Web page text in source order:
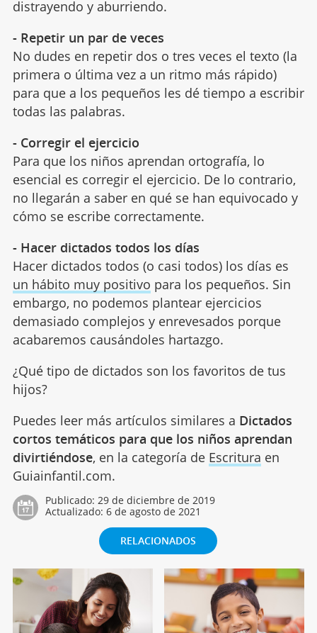
distrayendo y aburriendo.
- Repetir un par de veces
No dudes en repetir dos o tres veces el texto (la
primera o última vez a un ritmo más rápido)
para que a los pequeños les dé tiempo a escribir
todas las palabras.
- Corregir el ejercicio
Para que los niños aprendan ortografía, lo
esencial es corregir el ejercicio. De lo contrario,
no llegarán a saber en qué se han equivocado y
cómo se escribe correctamente.
- Hacer dictados todos los días
Hacer dictados todos (o casi todos) los días es
un hábito muy positivo para los pequeños. Sin
embargo, no podemos plantear ejercicios
demasiado complejos y enrevesados porque
acabaremos causándoles hartazgo.
¿Qué tipo de dictados son los favoritos de tus
hijos?
Puedes leer más artículos similares a Dictados
cortos temáticos para que los niños aprendan
divirtiéndose, en la categoría de Escritura en
Guiainfantil.com.
Publicado: 29 de diciembre de 2019
Actualizado: 6 de agosto de 2021
RELACIONADOS